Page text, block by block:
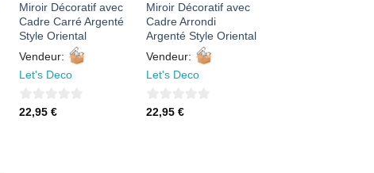
Miroir Décoratif avec
Cadre Carré Argenté
Style Oriental
Vendeur:
Let's Deco
0
22,95 €
Miroir Décoratif avec
Cadre Arrondi
Argenté Style Oriental
Vendeur:
Let's Deco
0
22,95 €